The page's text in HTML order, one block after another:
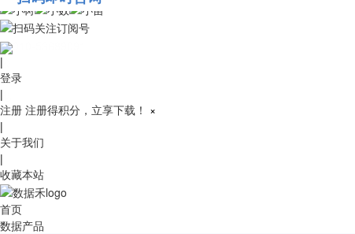
010-53689091
|
登录
|
注册 注册得积分，立享下载！ ×
|
关于我们
|
收藏本站
首页
数据产品